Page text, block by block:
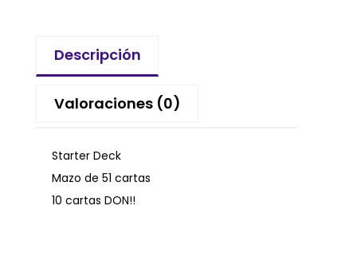
Descripción
Valoraciones (0)
Starter Deck
Mazo de 51 cartas
10 cartas DON!!